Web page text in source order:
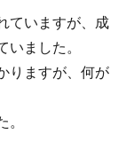
ていますが、成
ました。
りますが、何が
。